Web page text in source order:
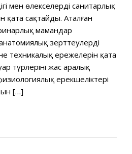
мен өлекселерді санитарлық
қатаң сақтайды. Аталған
мамандар
зерттеулердің
техникалық ережелерін қатаң
түрлерінің жас аралық
ерекшеліктері
[…]